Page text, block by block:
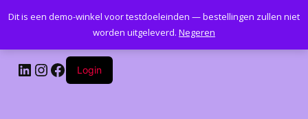
Kantoormeubelenplus.com
LinkedIn
Instagram
Facebook
Login
Dit is een demo-winkel voor testdoeleinden — bestellingen zullen niet
worden uitgeleverd. Negeren